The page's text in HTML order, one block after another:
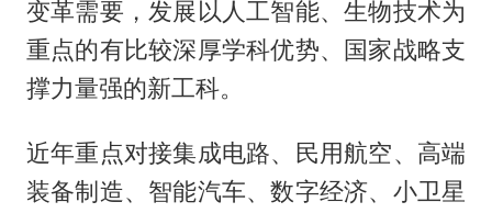
变革需要，发展以人工智能、生物技术为
重点的有比较深厚学科优势、国家战略支
撑力量强的新工科。
近年重点对接集成电路、民用航空、高端
装备制造、智能汽车、数字经济、小卫星